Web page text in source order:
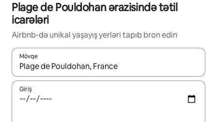
Plage de Pouldohan ərazisində tətil
icarələri
Airbnb-də unikal yaşayış yerləri tapıb bron edin
Mövqe
Nəticələr varsa, yuxarı və aşağı ox düymələri ilə naviqasiya
Giriş